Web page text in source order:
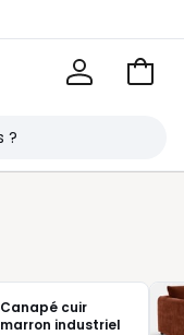
Voir
Canapé cuir
marron industriel